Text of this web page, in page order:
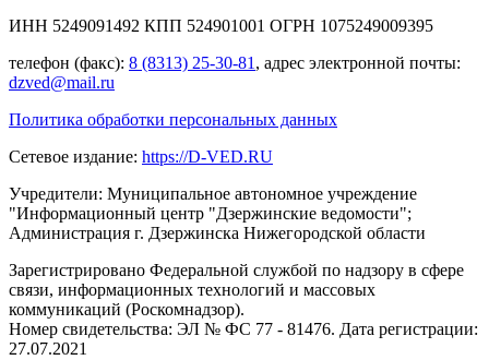
ИНН 5249091492 КПП 524901001 ОГРН 1075249009395
телефон (факс): 8 (8313) 25-30-81 , адрес электронной почты:
dzved@mail.ru
Политика обработки персональных данных
Сетевое издание: https://D-VED.RU
Учредители: Муниципальное автономное учреждение
"Информационный центр "Дзержинские ведомости";
Администрация г. Дзержинска Нижегородской области
Зарегистрировано Федеральной службой по надзору в сфере
связи, информационных технологий и массовых
коммуникаций (Роскомнадзор).
Номер свидетельства: ЭЛ № ФС 77 - 81476. Дата регистрации:
27.07.2021